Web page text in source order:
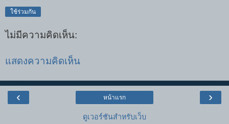
ใช้ร่วมกัน
ไม่มีความคิดเห็น:
แสดงความคิดเห็น
‹ ›
หน้าแรก
ดูเวอร์ชันสำหรับเว็บ